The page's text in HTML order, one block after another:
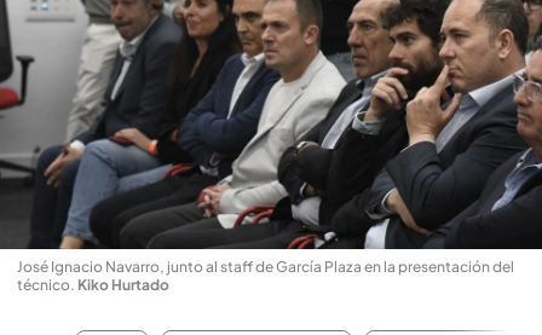
José Ignacio Navarro, junto al staff de García Plaza en la presentación del
técnico. Kiko Hurtado